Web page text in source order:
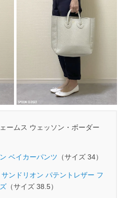
ームス ウェッソン・ボーダー
ベイカーパンツ （サイズ 34）
サンドリオン パテントレザー フ
（サイズ 38.5）